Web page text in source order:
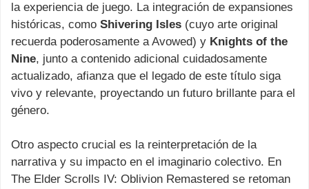
la experiencia de juego. La integración de expansiones
históricas, como Shivering Isles (cuyo arte original
recuerda poderosamente a Avowed) y Knights of the
Nine, junto a contenido adicional cuidadosamente
actualizado, afianza que el legado de este título siga
vivo y relevante, proyectando un futuro brillante para el
género.
Otro aspecto crucial es la reinterpretación de la
narrativa y su impacto en el imaginario colectivo. En
The Elder Scrolls IV: Oblivion Remastered se retoman